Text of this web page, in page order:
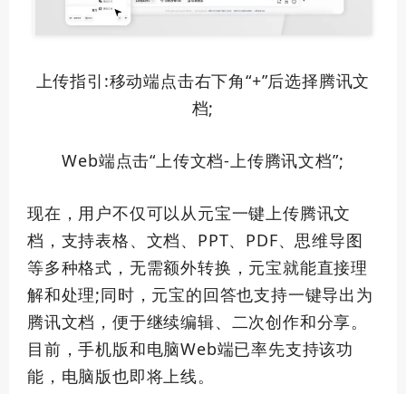
上传指引:移动端点击右下角“+”后选择腾讯文
档;
Web端点击“上传文档-上传腾讯文档”;
现在，用户不仅可以从元宝一键上传腾讯文
档，支持表格、文档、PPT、PDF、思维导图
等多种格式，无需额外转换，元宝就能直接理
解和处理;同时，元宝的回答也支持一键导出为
腾讯文档，便于继续编辑、二次创作和分享。
目前，手机版和电脑Web端已率先支持该功
能，电脑版也即将上线。